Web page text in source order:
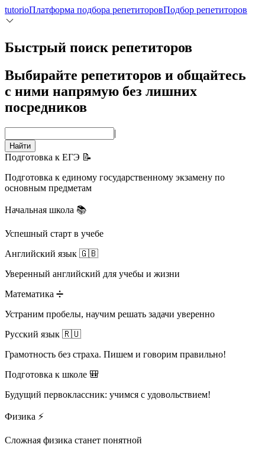
tutorioПлатформа подбора репетиторовПодбор репетиторов
Быстрый поиск репетиторов
Выбирайте репетиторов и общайтесь
с ними напрямую без лишних
посредников
|
Найти
Подготовка к ЕГЭ 📝
Подготовка к единому государственному экзамену по
основным предметам
Начальная школа 📚
Успешный старт в учебе
Английский язык 🇬🇧
Уверенный английский для учебы и жизни
Математика ➗
Устраним пробелы, научим решать задачи уверенно
Русский язык 🇷🇺
Грамотность без страха. Пишем и говорим правильно!
Подготовка к школе 🎒
Будущий первоклассник: учимся с удовольствием!
Физика ⚡
Сложная физика станет понятной